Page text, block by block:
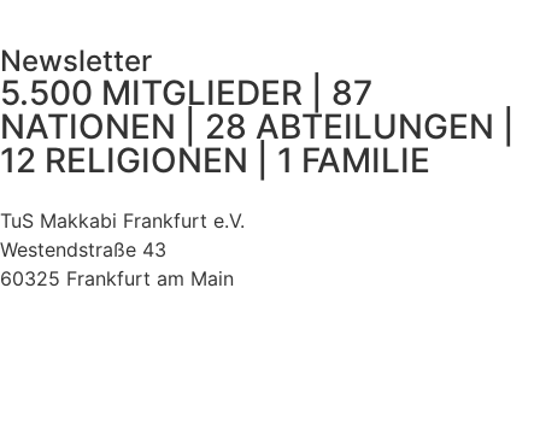
Newsletter
5.500 MITGLIEDER | 87
NATIONEN | 28 ABTEILUNGEN |
12 RELIGIONEN | 1 FAMILIE
TuS Makkabi Frankfurt e.V.
Westendstraße 43
60325 Frankfurt am Main